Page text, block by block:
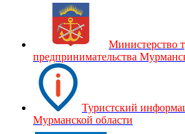
Министерство
предпринимательства
Туристский
Мурманской области